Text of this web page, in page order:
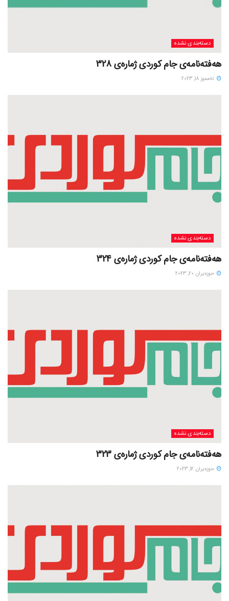
دسته‌بندی نشده
هەفتەنامەی جام کوردی ژمارەی 328
ته‌مموز 18, 2023
دسته‌بندی نشده
هەفتەنامەی جام کوردی ژمارەی 324
حوزه‌یران 20, 2023
دسته‌بندی نشده
هەفتەنامەی جام کوردی ژمارەی 323
حوزه‌یران 12, 2023